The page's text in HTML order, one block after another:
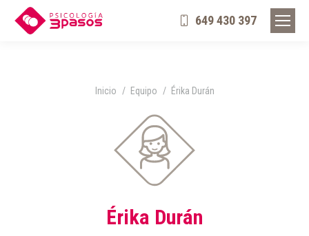
649 430 397
Estás aquí:
Inicio Equipo Érika Durán
Érika Durán